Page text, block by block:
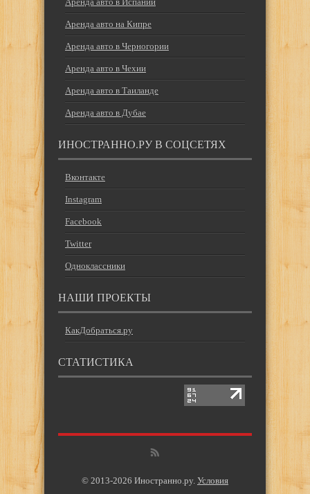
Аренда авто на Кипре
Аренда авто в Черногории
Аренда авто в Чехии
Аренда авто в Таиланде
Аренда авто в Дубае
ИНОСТРАННО.РУ В СОЦСЕТЯХ
Вконтакте
Instagram
Facebook
Twitter
Одноклассники
НАШИ ПРОЕКТЫ
КакДобраться.ру
СТАТИСТИКА
© 2013-2026 Иностранно.ру. Условия